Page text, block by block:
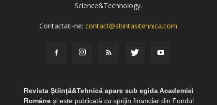
Science&Technology.
Contactați-ne:contact@stiintasitehnica.com
Revista Știință&Tehnică apare sub egida Academiei
Româneși este publicată cu sprijin financiar din Fondul